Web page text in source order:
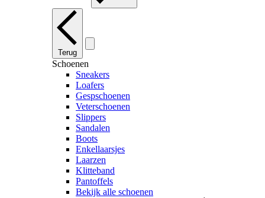
Terug
Schoenen
Sneakers
Loafers
Gespschoenen
Veterschoenen
Slippers
Sandalen
Boots
Enkellaarsjes
Laarzen
Klitteband
Pantoffels
Bekijk alle schoenen